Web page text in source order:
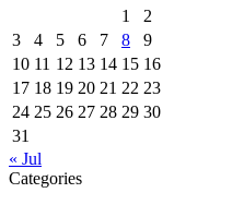
1
2
3
4 5 6 7 8
9
10 11 12 13 14 15 16
17 18 19 20 21 22 23
24 25 26 27 28 29 30
31
« Jul
Categories